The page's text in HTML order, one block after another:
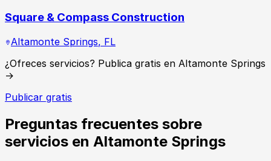
Square & Compass Construction
Altamonte Springs, FL
¿Ofreces servicios? Publica gratis en Altamonte Springs
→
Publicar gratis
Preguntas frecuentes sobre
servicios en Altamonte Springs